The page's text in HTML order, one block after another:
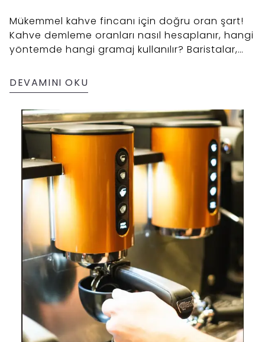
Mükemmel kahve fincanı için doğru oran şart!
Kahve demleme oranları nasıl hesaplanır, hangi
yöntemde hangi gramaj kullanılır? Baristalar,
profesyonel kahve demleme rehberi.
DEVAMINI OKU